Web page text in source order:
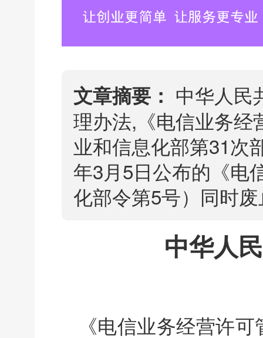
文章摘要： 中华人民
理办法,《电信业务经
业和信息化部第31次
年3月5日公布的《电
化部令第5号）同时
中华人
《电信业务经营许